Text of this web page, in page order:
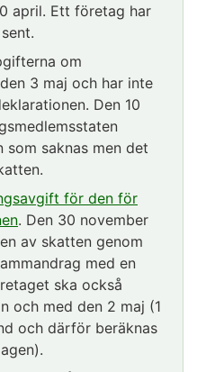
april. Ett företag har
om
3 maj och har inte
Den 10
saknas men det
för den för
. Den 30 november
av skatten genom
med en
ska också
och med den 2 maj (1
och därför beräknas